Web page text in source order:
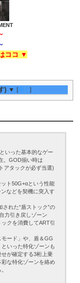
ココ ▼
) ▼ [開く]
いった基本的なゲー
。GOD揃い時は
アタックが必ず当選)
ト50G+αという性能
などを契機に突入す
れた“盾ストック”の
力引き戻しゾーン
クを消費してART引
ード」や、盾＆GG
いった特化ゾーンも
が確定する3桁上乗
な特化ゾーンを絡め